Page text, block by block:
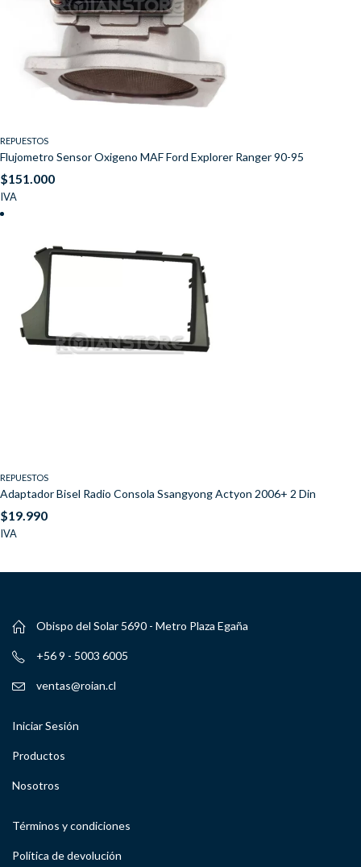
REPUESTOS
Flujometro Sensor Oxigeno MAF Ford Explorer Ranger 90-95
$151.000
IVA
REPUESTOS
Adaptador Bisel Radio Consola Ssangyong Actyon 2006+ 2 Din
$19.990
IVA
Obispo del Solar 5690 - Metro Plaza Egaña
+56 9 - 5003 6005
ventas@roian.cl
Iniciar Sesión
Productos
Nosotros
Términos y condiciones
Política de devolución